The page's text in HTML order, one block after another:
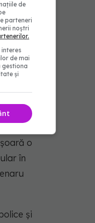
o
în
și
de
parteneri
noștri
de mai
gestiona
și